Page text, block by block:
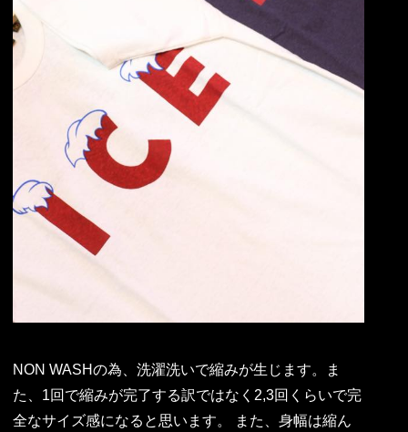
NON WASHの為、洗濯洗いで縮みが生じます。ま
た、1回で縮みが完了する訳ではなく2,3回くらいで完
全なサイズ感になると思います。 また、身幅は縮ん